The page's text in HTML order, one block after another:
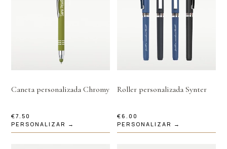
Caneta personalizada Chromy
€7.50
PERSONALIZAR →
Roller personalizada Synter
€6.00
PERSONALIZAR →